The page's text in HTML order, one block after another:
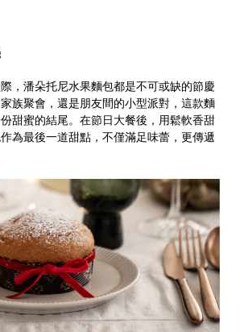
，潘朵托尼水果麵包都是不可或缺的節慶
族聚會，還是朋友間的小型派對，這款麵
甜蜜的結尾。在節日大餐後，用鬆軟香甜
為最後一道甜點，不僅滿足味蕾，更傳遞